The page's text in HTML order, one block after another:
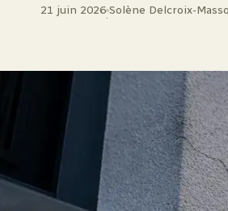
21 juin 2026
·
Solène Delcroix-